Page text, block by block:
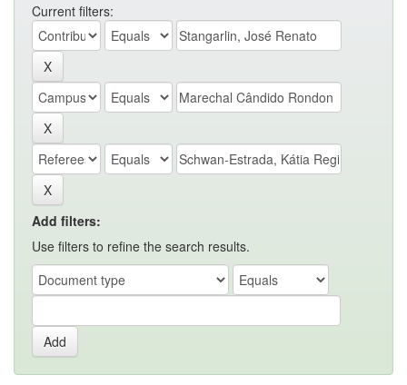
Current filters:
Add filters:
Use filters to refine the search results.